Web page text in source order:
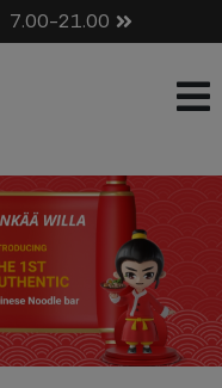
7.00-21.00